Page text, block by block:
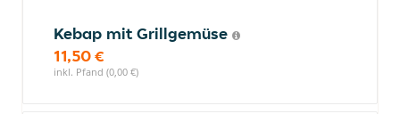
Kebap mit Grillgemüse
11,50 €
inkl. Pfand (0,00 €)